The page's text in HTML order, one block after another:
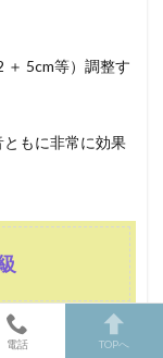
5cm等）調整す
もに非常に効果
短縮されていま
電話 TOPへ